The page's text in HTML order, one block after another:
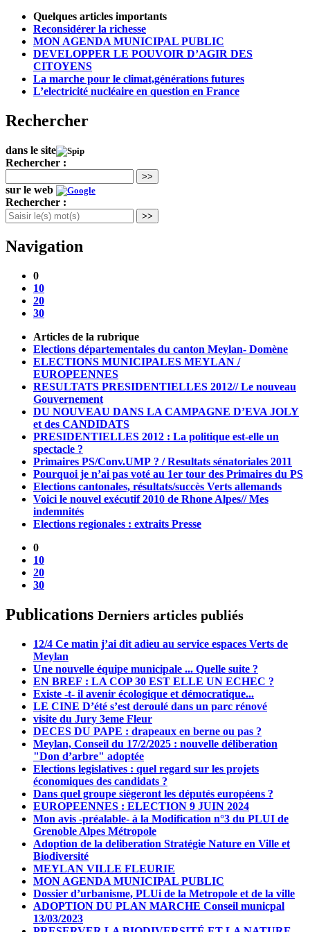
Quelques articles importants
Reconsidérer la richesse
MON AGENDA MUNICIPAL PUBLIC
DEVELOPPER LE POUVOIR D’AGIR DES
CITOYENS
La marche pour le climat,générations futures
L’electricité nucléaire en question en France
Rechercher
dans le site
Rechercher :
>>
sur le web
Rechercher :
>>
Navigation
0
10
20
30
Articles de la rubrique
Elections départementales du canton Meylan- Domène
ELECTIONS MUNICIPALES MEYLAN /
EUROPEENNES
RESULTATS PRESIDENTIELLES 2012// Le nouveau
Gouvernement
DU NOUVEAU DANS LA CAMPAGNE D’EVA JOLY
et des CANDIDATS
PRESIDENTIELLES 2012 : La politique est-elle un
spectacle ?
Primaires PS/Conv.UMP ? / Resultats sénatoriales 2011
Pourquoi je n’ai pas voté au 1er tour des Primaires du PS
Elections cantonales, résultats/succès Verts allemands
Voici le nouvel exécutif 2010 de Rhone Alpes// Mes
indemnités
Elections regionales : extraits Presse
0
10
20
30
Publications Derniers articles publiés
12/4 Ce matin j’ai dit adieu au service espaces Verts de
Meylan
Une nouvelle équipe municipale ... Quelle suite ?
EN BREF : LA COP 30 EST ELLE UN ECHEC ?
Existe -t- il avenir écologique et démocratique...
LE CINE D’été s’est deroulé dans un parc rénové
visite du Jury 3eme Fleur
DECES DU PAPE : drapeaux en berne ou pas ?
Meylan, Conseil du 17/2/2025 : nouvelle déliberation
"Don d’arbre" adoptée
Elections legislatives : quel regard sur les projets
économiques des candidats ?
Dans quel groupe siègeront les députés européens ?
EUROPEENNES : ELECTION 9 JUIN 2024
Mon avis -préalable- à la Modification n°3 du PLUI de
Grenoble Alpes Métropole
Adoption de la deliberation Stratégie Nature en Ville et
Biodiversité
MEYLAN VILLE FLEURIE
MON AGENDA MUNICIPAL PUBLIC
Dossier d’urbanisme, PLUi de la Metropole et de la ville
ADOPTION DU PLAN MARCHE Conseil municpal
13/03/2023